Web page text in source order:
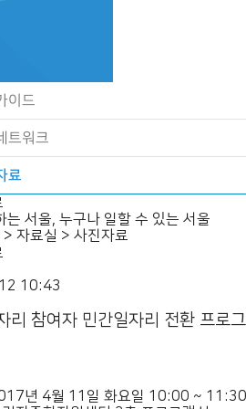
이드
트워크
료
는 서울, 누구나 일할 수 있는 서울
> 자료실 > 사진자료
10:43
리 참여자 민간일자리 전환 프로
년 4월 11일 화요일 10:00 ~ 11:30